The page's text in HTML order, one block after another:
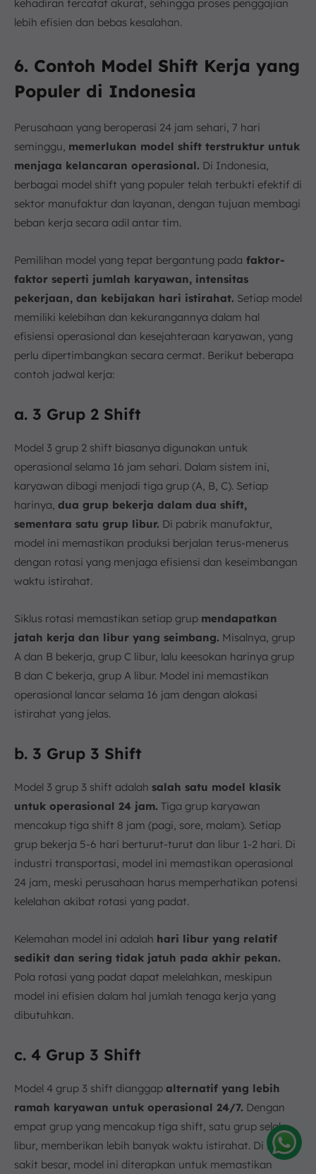
kehadiran tercatat akurat, sehingga proses penggajian
lebih efisien dan bebas kesalahan.
6. Contoh Model Shift Kerja yang
Populer di Indonesia
Perusahaan yang beroperasi 24 jam sehari, 7 hari
seminggu, memerlukan model shift terstruktur untuk
menjaga kelancaran operasional. Di Indonesia,
berbagai model shift yang populer telah terbukti efektif di
sektor manufaktur dan layanan, dengan tujuan membagi
beban kerja secara adil antar tim.
Pemilihan model yang tepat bergantung pada faktor-
faktor seperti jumlah karyawan, intensitas
pekerjaan, dan kebijakan hari istirahat. Setiap model
memiliki kelebihan dan kekurangannya dalam hal
efisiensi operasional dan kesejahteraan karyawan, yang
perlu dipertimbangkan secara cermat. Berikut beberapa
contoh jadwal kerja:
a. 3 Grup 2 Shift
Model 3 grup 2 shift biasanya digunakan untuk
operasional selama 16 jam sehari. Dalam sistem ini,
karyawan dibagi menjadi tiga grup (A, B, C). Setiap
harinya, dua grup bekerja dalam dua shift,
sementara satu grup libur. Di pabrik manufaktur,
model ini memastikan produksi berjalan terus-menerus
dengan rotasi yang menjaga efisiensi dan keseimbangan
waktu istirahat.
Siklus rotasi memastikan setiap grup mendapatkan
jatah kerja dan libur yang seimbang. Misalnya, grup
A dan B bekerja, grup C libur, lalu keesokan harinya grup
B dan C bekerja, grup A libur. Model ini memastikan
operasional lancar selama 16 jam dengan alokasi
istirahat yang jelas.
b. 3 Grup 3 Shift
Model 3 grup 3 shift adalah salah satu model klasik
untuk operasional 24 jam. Tiga grup karyawan
mencakup tiga shift 8 jam (pagi, sore, malam). Setiap
grup bekerja 5-6 hari berturut-turut dan libur 1-2 hari. Di
industri transportasi, model ini memastikan operasional
24 jam, meski perusahaan harus memperhatikan potensi
kelelahan akibat rotasi yang padat.
Kelemahan model ini adalah hari libur yang relatif
sedikit dan sering tidak jatuh pada akhir pekan.
Pola rotasi yang padat dapat melelahkan, meskipun
model ini efisien dalam hal jumlah tenaga kerja yang
dibutuhkan.
c. 4 Grup 3 Shift
Model 4 grup 3 shift dianggap alternatif yang lebih
ramah karyawan untuk operasional 24/7. Dengan
empat grup yang mencakup tiga shift, satu grup selalu
libur, memberikan lebih banyak waktu istirahat. Di rumah
sakit besar, model ini diterapkan untuk memastikanAmelia